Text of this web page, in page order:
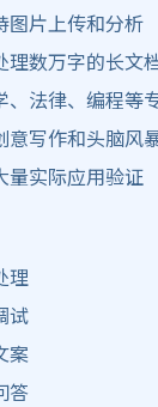
图片上传和分析
理数万字的长文
、法律、编程等
意写作和头脑风
量实际应用验证
理
试
案
答